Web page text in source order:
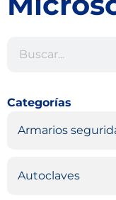
Categorías
Armarios
Autoclaves